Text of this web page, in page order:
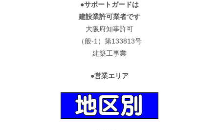
●サポートガードは
建設業許可業者です
大阪府知事許可
（般-1）第133813号
建築工事業
●営業エリア